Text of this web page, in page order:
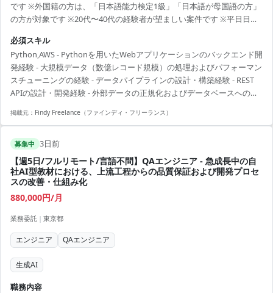
です ※外国籍の方は、「日本語能力検定1級」「日本語が母国語の方」
の方が対象です ※20代〜40代の経験者が望ましい案件です ※平日日中
いる方は、直接ご連絡いただいた方がスムーズです ----------------------------
---- - Pythonを用いた新機能のバックエンド開発 - 2.5億レコード規模の
データを扱うためのパフォーマンスを考慮した設計・実装...
必須スキル
Python,AWS - Pythonを用いたWebアプリケーションのバックエンド開
発経験 - 大規模データ（数億レコード規模）の処理およびパフォーマン
スチューニングの経験 - データパイプラインの設計・構築経験 - REST
APIの設計・開発経験 - 外部データの正規化およびデータベースへの格
掲載元： Findy Freelance（ファインディ・フリーランス）
募集中 3日前
【週5日/フルリモート/言語不問】QAエンジニア - 急成長中の自
社AI型教材における、上流工程からの品質保証および開発プロセ
スの改善・仕組み化
880,000円/月
業務委託 | 東京都
エンジニア QAエンジニア
生成AI
職務内容